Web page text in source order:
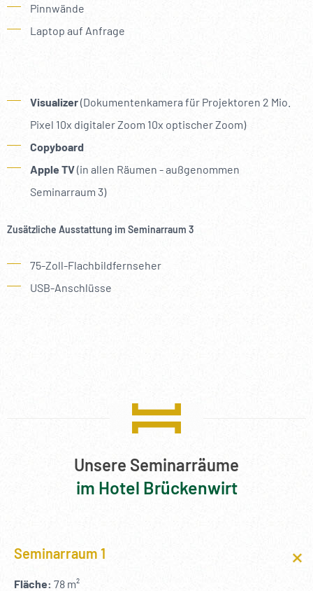
Pinnwände
Laptop auf Anfrage
Visualizer(Dokumentenkamera für Projektoren 2 Mio.
Pixel 10x digitaler Zoom 10x optischer Zoom)
Copyboard
Apple TV(in allen Räumen - außgenommen
Seminarraum 3)
Zusätzliche Ausstattung im Seminarraum 3
75-Zoll-Flachbildfernseher
USB-Anschlüsse
Unsere Seminarräume
im Hotel Brückenwirt
Seminarraum 1
Fläche: 78 m²